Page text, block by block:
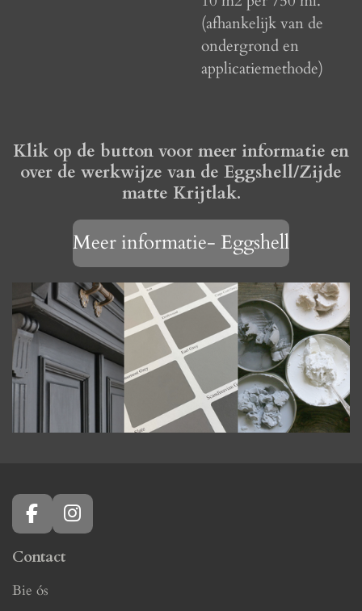
(afhankelijk van de
ondergrond en
applicatiemethode)
Klik op de button voor meer informatie en
over de werkwijze van de Eggshell/Zijde
matte Krijtlak.
Meer informatie- Eggshell
F
a
c
b
I
n
Contact
Bie ós